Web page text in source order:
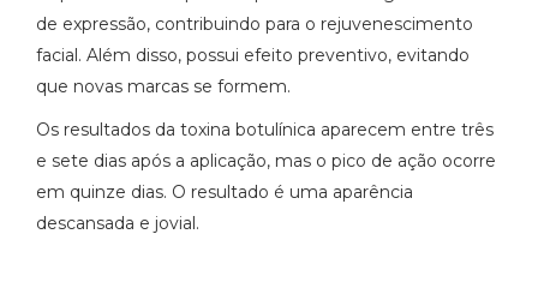
de expressão, contribuindo para o rejuvenescimento
facial. Além disso, possui efeito preventivo, evitando
que novas marcas se formem.
Os resultados da toxina botulínica aparecem entre três
e sete dias após a aplicação, mas o pico de ação ocorre
em quinze dias. O resultado é uma aparência
descansada e jovial.